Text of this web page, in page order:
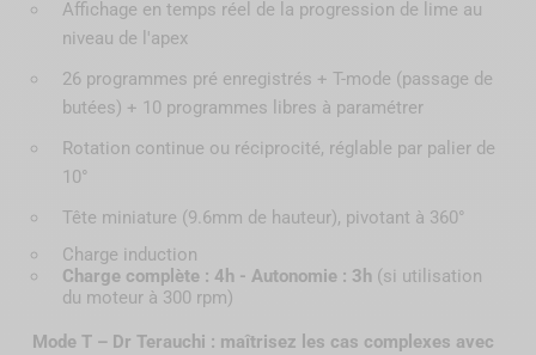
Affichage en temps réel de la progression de lime au
niveau de l'apex
26 programmes pré enregistrés + T-mode (passage de
butées) + 10 programmes libres à paramétrer
Rotation continue ou réciprocité, réglable par palier de
10°
Tête miniature (9.6mm de hauteur), pivotant à 360°
Charge induction
Charge complète : 4h - Autonomie : 3h (si utilisation
du moteur à 300 rpm)
Mode T – Dr Terauchi : maîtrisez les cas complexes avec